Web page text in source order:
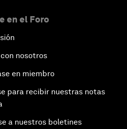
en el Foro
nosotros
en miembro
para recibir nuestras notas
a nuestros boletines